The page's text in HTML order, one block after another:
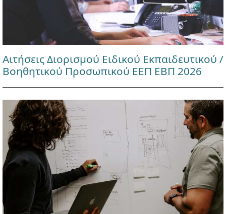
Αιτήσεις Διορισμού Ειδικού Εκπαιδευτικού /
Βοηθητικού Προσωπικού ΕΕΠ ΕΒΠ 2026